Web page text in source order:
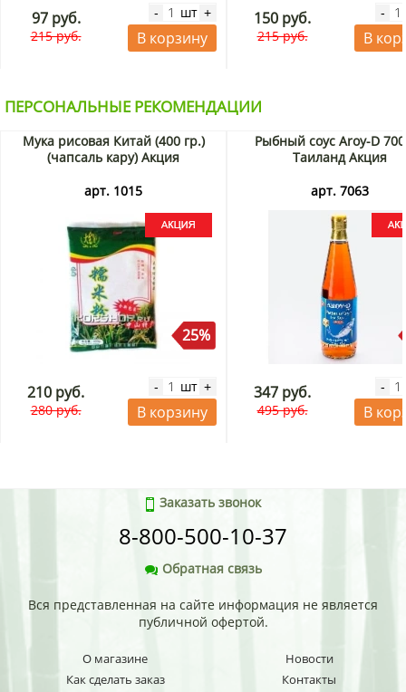
97 руб.
215 руб.
- шт +
В корзину
150 руб.
215 руб.
-
В
ПЕРСОНАЛЬНЫЕ РЕКОМЕНДАЦИИ
Мука рисовая Китай (400 гр.)
(чапсаль кару) Акция
арт. 1015
25%
210 руб.
280 руб.
- шт +
В корзину
Рыбный соус Aroy-D
Таиланд Акция
арт. 7063
347 руб.
495 руб.
-
В
Заказать звонок
8-800-500-10-37
Обратная связь
Вся представленная на сайте информация не является
публичной офертой.
О магазине
Как сделать заказ
Новости
Контакты